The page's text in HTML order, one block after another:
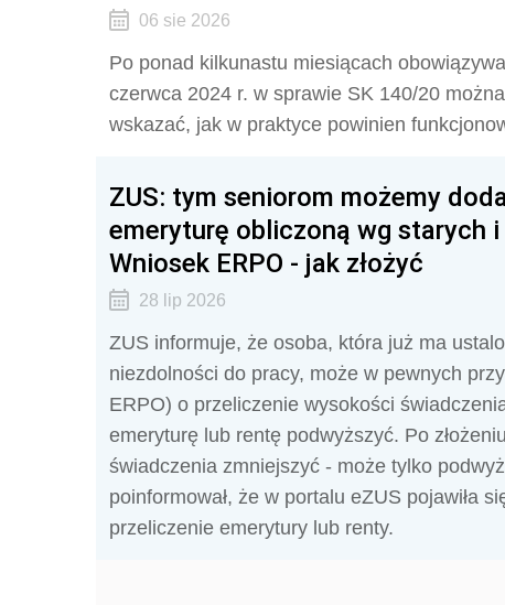
06 sie 2026
Po ponad kilkunastu miesiącach
czerwca 2024 r. w sprawie SK 140/20
wskazać, jak w praktyce powinien
ZUS: tym seniorom możemy
emeryturę obliczoną wg starych
Wniosek ERPO - jak złożyć
28 lip 2026
ZUS informuje, że osoba, która już ma
niezdolności do pracy, może w pewnych
ERPO) o przeliczenie wysokości
emeryturę lub rentę podwyższyć. Po
świadczenia zmniejszyć - może tylko
poinformował, że w portalu eZUS pojawiła
przeliczenie emerytury lub renty.